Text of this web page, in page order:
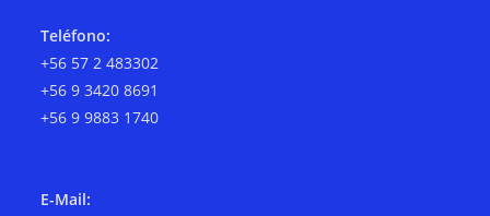
Teléfono:
+56 57 2 483302
+56 9 3420 8691
+56 9 9883 1740
E-Mail: